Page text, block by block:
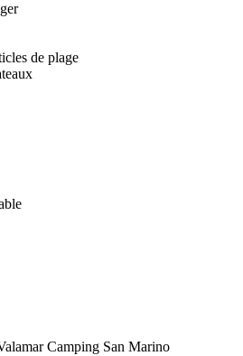
de plage
Camping San Marino